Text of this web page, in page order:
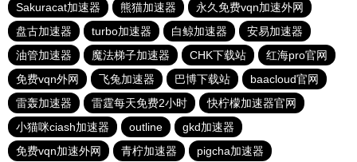
Sakuracat加速器
熊猫加速器
永久免费vqn加速外网
盘古加速器
turbo加速器 白鲸加速器
安易加速器
油管加速器
魔法梯子加速器 CHK下载站
红海pro官网
免费vqn外网
飞兔加速器 巴博下载站
baacloud官网
雷轰加速器
雷霆每天免费2小时
快柠檬加速器官网
小猫咪ciash加速器
outline
gkd加速器
免费vqn加速外网
青柠加速器 pigcha加速器